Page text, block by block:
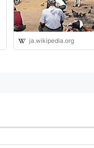
ja.wikipedia.org